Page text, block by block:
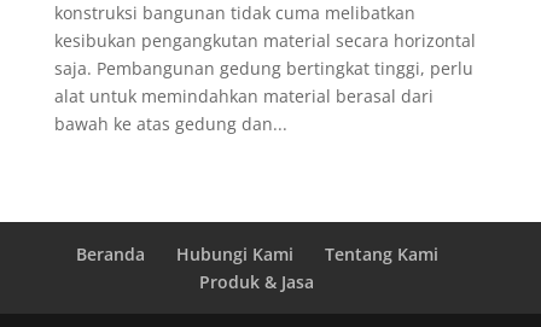
konstruksi bangunan tidak cuma melibatkan
kesibukan pengangkutan material secara horizontal
saja. Pembangunan gedung bertingkat tinggi, perlu
alat untuk memindahkan material berasal dari
bawah ke atas gedung dan...
Beranda Hubungi Kami
Tentang Kami
Produk & Jasa